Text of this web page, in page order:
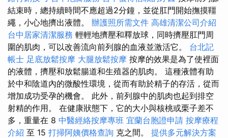
結束時，總持續時間不應超過2分鐘，並從肛門開始撫摸韁
繩，小心地擠出液體。 辦護照所需文件 高雄清潔公司介紹
台中居家清潔服務 輕輕地擠壓和釋放球，同時擠壓肛門周
圍的肌肉，可以改善流向前列腺的血液並激活它。 台北記
帳士 足底放鬆按摩 大腿放鬆按摩 按摩的效果是為了使裡面
的液體，擠壓和放鬆腸道和生殖器的肌肉。 這種液體有助
於中和陰道內的微酸性環境，從而有助於精子的存活，從而
增加成功受孕的機會。 此外，前列腺中的肌肉也起到排空
射精的作用。 在健康狀態下，它的大小與核桃或栗子差不
多，重量在 8 中醫經絡按摩專班 宜蘭台胞證申請 按摩療程
介紹 至 15 打掃阿姨價格查詢 克之間。 提供多元解決方案